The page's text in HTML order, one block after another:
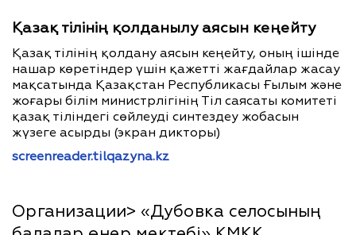
Қазақ тілінің қолданылу аясын кеңейту
Қазақ тілінің қолдану аясын кеңейту, оның ішінде
нашар көретіндер үшін қажетті жағдайлар жасау
мақсатында Қазақстан Республикасы Ғылым және
жоғары білім министрлігінің Тіл саясаты комитеті
қазақ тіліндегі сөйлеуді синтездеу жобасын
жүзеге асырды (экран дикторы)
screenreader.tilqazyna.kz
Организации> «Дубовка селосының